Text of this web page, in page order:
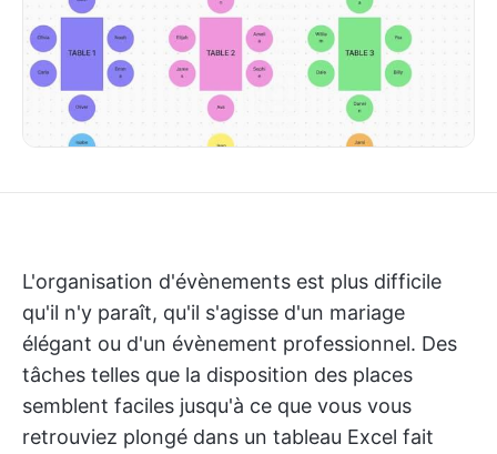
L'organisation d'évènements est plus difficile
qu'il n'y paraît, qu'il s'agisse d'un mariage
élégant ou d'un évènement professionnel. Des
tâches telles que la disposition des places
semblent faciles jusqu'à ce que vous vous
retrouviez plongé dans un tableau Excel fait